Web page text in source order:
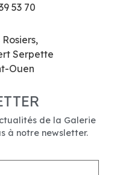
53 70
Serpette
Ouen
de la Galerie
à notre newsletter.